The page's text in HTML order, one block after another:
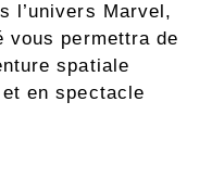
l’univers Marvel,
vous permettra de
spatiale
en spectacle